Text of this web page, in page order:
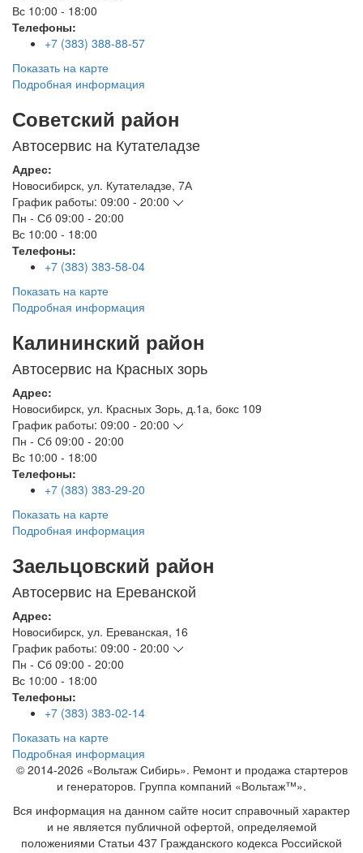
Вс 10:00 - 18:00
Телефоны:
+7 (383) 388-88-57
Показать на карте
Подробная информация
Советский район
Автосервис на Кутателадзе
Адрес:
Новосибирск, ул. Кутателадзе, 7А
График работы: 09:00 - 20:00
Пн - Сб 09:00 - 20:00
Вс 10:00 - 18:00
Телефоны:
+7 (383) 383-58-04
Показать на карте
Подробная информация
Калининский район
Автосервис на Красных зорь
Адрес:
Новосибирск, ул. Красных Зорь, д.1а, бокс 109
График работы: 09:00 - 20:00
Пн - Сб 09:00 - 20:00
Вс 10:00 - 18:00
Телефоны:
+7 (383) 383-29-20
Показать на карте
Подробная информация
Заельцовский район
Автосервис на Ереванской
Адрес:
Новосибирск, ул. Ереванская, 16
График работы: 09:00 - 20:00
Пн - Сб 09:00 - 20:00
Вс 10:00 - 18:00
Телефоны:
+7 (383) 383-02-14
Показать на карте
Подробная информация
© 2014-2026 «Вольтаж Сибирь». Ремонт и продажа стартеров
и генераторов. Группа компаний «Вольтаж™».
Вся информация на данном сайте носит справочный характер
и не является публичной офертой, определяемой
положениями Статьи 437 Гражданского кодекса Российской